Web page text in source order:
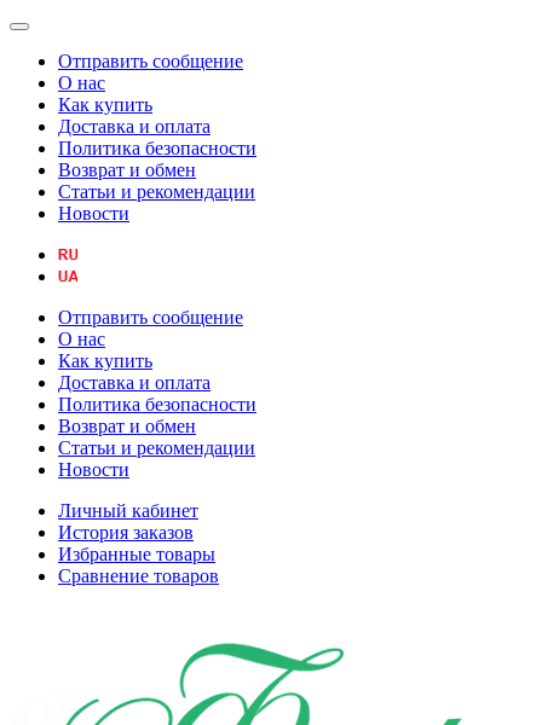
Отправить сообщение
О нас
Как купить
Доставка и оплата
Политика безопасности
Возврат и обмен
Статьи и рекомендации
Новости
Отправить сообщение
О нас
Как купить
Доставка и оплата
Политика безопасности
Возврат и обмен
Статьи и рекомендации
Новости
Личный кабинет
История заказов
Избранные товары
Сравнение товаров